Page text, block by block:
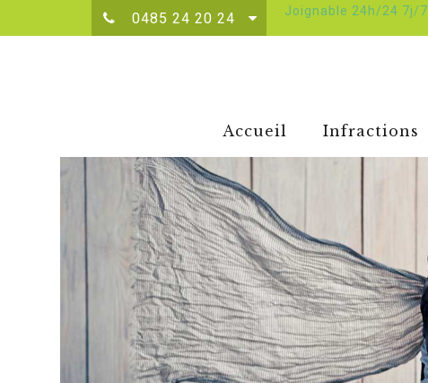
0485 24 20 24 Joignable 24h/24 7j/7
Accueil Infractions